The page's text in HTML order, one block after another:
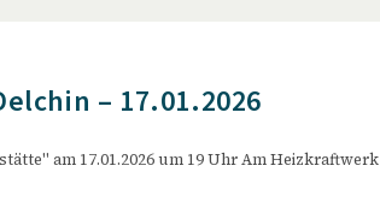
– 17.01.2026
am 17.01.2026 um 19 Uhr Am Heizkraftwerk